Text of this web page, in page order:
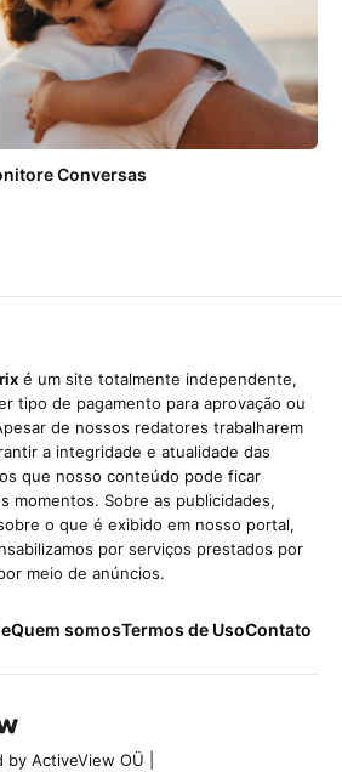
Conversas
é um site totalmente independente,
tipo de pagamento para aprovação ou
de nossos redatores trabalharem
a integridade e atualidade das
que nosso conteúdo pode ficar
momentos. Sobre as publicidades,
o que é exibido em nosso portal,
por serviços prestados por
meio de anúncios.
Quem somosTermos de UsoContato
ActiveView OÜ |